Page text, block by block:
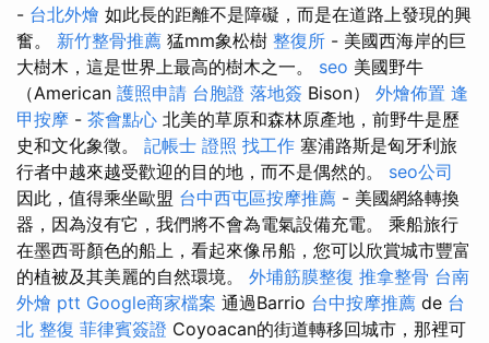
- 台北外燴 如此長的距離不是障礙，而是在道路上發現的興
奮。 新竹整骨推薦 猛mm象松樹 整復所 - 美國西海岸的巨
大樹木，這是世界上最高的樹木之一。 seo 美國野牛
（American 護照申請 台胞證 落地簽 Bison） 外燴佈置 逢
甲按摩 - 茶會點心 北美的草原和森林原產地，前野牛是歷
史和文化象徵。 記帳士 證照 找工作 塞浦路斯是匈牙利旅
行者中越來越受歡迎的目的地，而不是偶然的。 seo公司
因此，值得乘坐歐盟 台中西屯區按摩推薦 - 美國網絡轉換
器，因為沒有它，我們將不會為電氣設備充電。 乘船旅行
在墨西哥顏色的船上，看起來像吊船，您可以欣賞城市豐富
的植被及其美麗的自然環境。 外埔筋膜整復 推拿整骨 台南
外燴 ptt Google商家檔案 通過Barrio 台中按摩推薦 de 台
北 整復 菲律賓簽證 Coyoacan的街道轉移回城市，那裡可